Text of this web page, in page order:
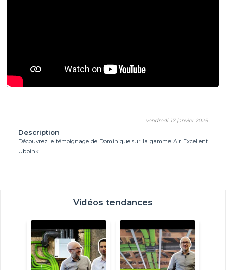
vendredi 17 janvier 2025
Description
Découvrez le témoignage de Dominique sur la gamme Air Excellent
Ubbink
Vidéos tendances